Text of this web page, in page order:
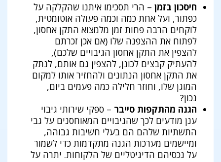
חיסכון בזמן – הרי תסכימו איתנו שהקלקה על
כפתור, ועל אחת כמה וכמה פעולה אוטומטית,
לוקחים הרבה פחות זמן מלמצוא התקן אחסון,
לפתוח את ההצפנה שלו (אם אכן זכרתם
להצפין את התקן אחסון הגיבויים שלכם),
להעתיק קבצים לכונן, להצפין גם אותם, לנתק
את התקן אחסון הנתונים ולהחזיר אותו למקום
המוגן שלו, וחוזר חלילה כמה פעמים ביום,
נכון?
הגנה מהתקפות סייבר – ספקי שירותי גיבוי
ענן מודעים לכך שהגיבויים המאוחסנים על גבי
התשתיות שלהם הם בעלי חשיבות גבוהה,
ומיישמים מערכות הגנה מתקדמות כדי לשמור
על נכסיהם הדיגיטליים של הלקוחות. יתרה על